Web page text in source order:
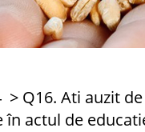
Q16. Ati auzit
actul de